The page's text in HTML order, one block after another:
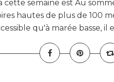
cette semaine est Au
hautes de plus de 100
qu'à marée basse, il